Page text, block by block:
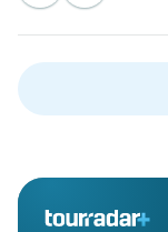
begrüßen zu